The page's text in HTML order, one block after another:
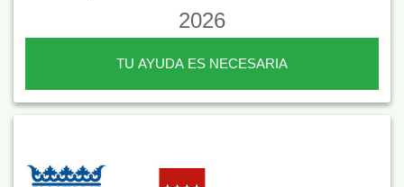
2026
TU AYUDA ES NECESARIA